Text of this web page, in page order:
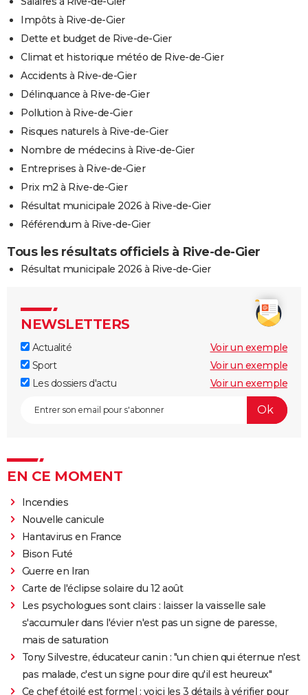
Impôts à Rive-de-Gier
Dette et budget de Rive-de-Gier
Climat et historique météo de Rive-de-Gier
Accidents à Rive-de-Gier
Délinquance à Rive-de-Gier
Pollution à Rive-de-Gier
Risques naturels à Rive-de-Gier
Nombre de médecins à Rive-de-Gier
Entreprises à Rive-de-Gier
Prix m2 à Rive-de-Gier
Résultat municipale 2026 à Rive-de-Gier
Référendum à Rive-de-Gier
Tous les résultats officiels à Rive-de-Gier
Résultat municipale 2026 à Rive-de-Gier
NEWSLETTERS
Actualité
Voir un exemple
Sport
Voir un exemple
Les dossiers d'actu
Voir un exemple
EN CE MOMENT
Incendies
Nouvelle canicule
Hantavirus en France
Bison Futé
Guerre en Iran
Carte de l'éclipse solaire du 12 août
Les psychologues sont clairs : laisser la vaisselle sale
s'accumuler dans l'évier n'est pas un signe de paresse,
mais de saturation
Tony Silvestre, éducateur canin : "un chien qui éternue n'est
pas malade, c'est un signe pour dire qu'il est heureux"
Ce chef étoilé est formel : voici les 3 détails à vérifier pour